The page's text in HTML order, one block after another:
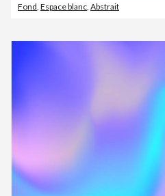
Fond Espace blanc Abstrait